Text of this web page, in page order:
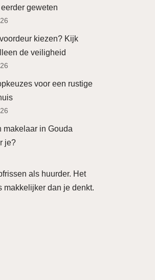
geweten
kiezen? Kijk
de veiligheid
voor een rustige
makelaar in Gouda
je?
als huurder. Het
makkelijker dan je denkt.